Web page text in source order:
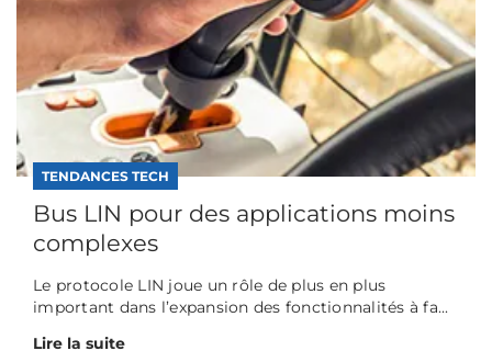
TENDANCES TECH
Bus LIN pour des applications moins
complexes
Le protocole LIN joue un rôle de plus en plus
important dans l’expansion des fonctionnalités à fa...
Lire la suite